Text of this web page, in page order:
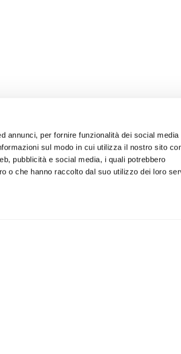
annunci, per fornire funzionalità dei social media
sul modo in cui utilizza il nostro sito
pubblicità e social media, i quali potrebbero
o che hanno raccolto dal suo utilizzo dei loro